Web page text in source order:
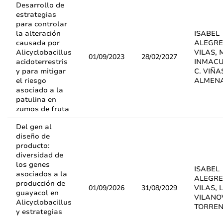
Desarrollo de
estrategias
para controlar
la alteración
causada por
Alicyclobacillus
acidoterrestris
y para mitigar
el riesgo
asociado a la
patulina en
zumos de fruta
01/09/2023 28/02/2027
ISABEL
ALEGRE
VILAS,
C.
Del gen al
diseño de
producto:
diversidad de
los genes
asociados a la
producción de
guayacol en
Alicyclobacillus
y estrategias
01/09/2026 31/08/2029
ISABEL
ALEGRE
VILAS,
TORREN